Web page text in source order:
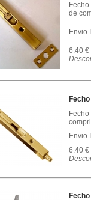
de
Envio
6.40 €
Envio
6.40 €